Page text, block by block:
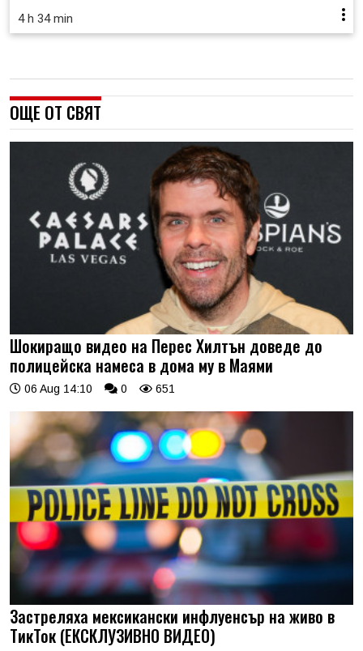
4 h 34 min
ОЩЕ ОТ СВЯТ
Шокиращо видео на Перес Хилтън доведе до
полицейска намеса в дома му в Маями
06 Aug 14:10 0 651
Застреляха мексикански инфлуенсър на живо в
ТикТок (ЕКСКЛУЗИВНО ВИДЕО)